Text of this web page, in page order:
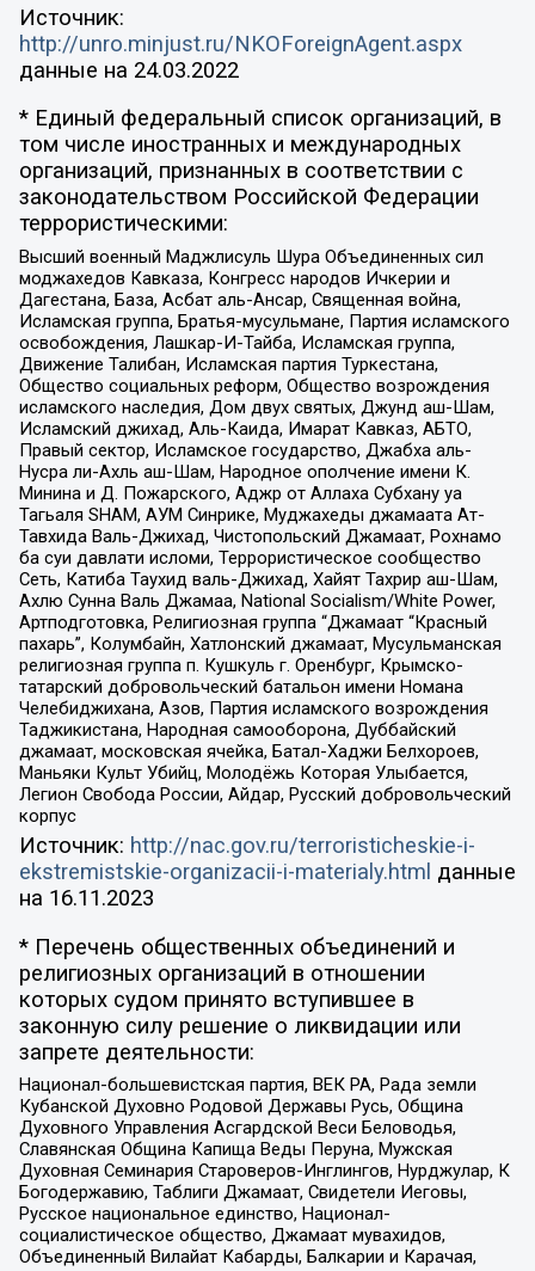
Источник:
http://unro.minjust.ru/NKOForeignAgent.aspx
данные на 24.03.2022
* Единый федеральный список организаций, в
том числе иностранных и международных
организаций, признанных в соответствии с
законодательством Российской Федерации
террористическими:
Высший военный Маджлисуль Шура Объединенных сил
моджахедов Кавказа, Конгресс народов Ичкерии и
Дагестана, База, Асбат аль-Ансар, Священная война,
Исламская группа, Братья-мусульмане, Партия исламского
освобождения, Лашкар-И-Тайба, Исламская группа,
Движение Талибан, Исламская партия Туркестана,
Общество социальных реформ, Общество возрождения
исламского наследия, Дом двух святых, Джунд аш-Шам,
Исламский джихад, Аль-Каида, Имарат Кавказ, АБТО,
Правый сектор, Исламское государство, Джабха аль-
Нусра ли-Ахль аш-Шам, Народное ополчение имени К.
Минина и Д. Пожарского, Аджр от Аллаха Субхану уа
Тагьаля SHAM, АУМ Синрике, Муджахеды джамаата Ат-
Тавхида Валь-Джихад, Чистопольский Джамаат, Рохнамо
ба суи давлати исломи, Террористическое сообщество
Сеть, Катиба Таухид валь-Джихад, Хайят Тахрир аш-Шам,
Ахлю Сунна Валь Джамаа, National Socialism/White Power,
Артподготовка, Религиозная группа “Джамаат “Красный
пахарь”, Колумбайн, Хатлонский джамаат, Мусульманская
религиозная группа п. Кушкуль г. Оренбург, Крымско-
татарский добровольческий батальон имени Номана
Челебиджихана, Азов, Партия исламского возрождения
Таджикистана, Народная самооборона, Дуббайский
джамаат, московская ячейка, Батал-Хаджи Белхороев,
Маньяки Культ Убийц, Молодёжь Которая Улыбается,
Легион Свобода России, Айдар, Русский добровольческий
корпус
Источник: http://nac.gov.ru/terroristicheskie-i-
ekstremistskie-organizacii-i-materialy.html данные
на 16.11.2023
* Перечень общественных объединений и
религиозных организаций в отношении
которых судом принято вступившее в
законную силу решение о ликвидации или
запрете деятельности:
Национал-большевистская партия, ВЕК РА, Рада земли
Кубанской Духовно Родовой Державы Русь, Община
Духовного Управления Асгардской Веси Беловодья,
Славянская Община Капища Веды Перуна, Мужская
Духовная Семинария Староверов-Инглингов, Нурджулар, К
Богодержавию, Таблиги Джамаат, Свидетели Иеговы,
Русское национальное единство, Национал-
социалистическое общество, Джамаат мувахидов,
Объединенный Вилайат Кабарды, Балкарии и Карачая,